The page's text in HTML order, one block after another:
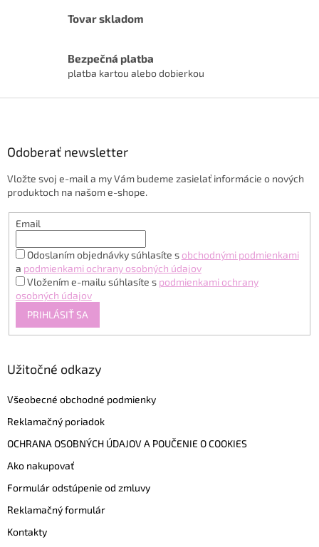
Tovar skladom
Bezpečná platba
platba kartou alebo dobierkou
Odoberať newsletter
Vložte svoj e-mail a my Vám budeme zasielať informácie o nových
produktoch na našom e-shope.
Email
Odoslaním objednávky súhlasíte s obchodnými podmienkami
a podmienkami ochrany osobných údajov
Vložením e-mailu súhlasíte s podmienkami ochrany
osobných údajov
PRIHLÁSIŤ SA
Užitočné odkazy
Všeobecné obchodné podmienky
Reklamačný poriadok
OCHRANA OSOBNÝCH ÚDAJOV A POUČENIE O COOKIES
Ako nakupovať
Formulár odstúpenie od zmluvy
Reklamačný formulár
Kontakty